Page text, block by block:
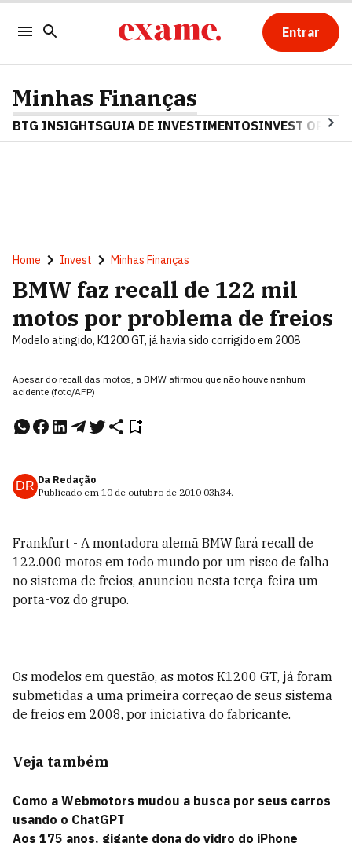
Entrar
Minhas Finanças
BTG INSIGHTSGUIA DE INVESTIMENTOSINVEST OPINA
Home Invest Minhas Finanças
BMW faz recall de 122 mil
motos por problema de freios
Modelo atingido, K1200 GT, já havia sido corrigido em 2008
Apesar do recall das motos, a BMW afirmou que não houve nenhum
acidente (foto/AFP)
DR Da Redação
Publicado em 10 de outubro de 2010 03h34.
Frankfurt - A montadora alemã BMW fará recall de
122.000 motos em todo mundo por um risco de falha
no sistema de freios, anunciou nesta terça-feira um
porta-voz do grupo.
Os modelos em questão, as motos K1200 GT, já foram
submetidas a uma primeira correção de seus sistema
de freios em 2008, por iniciativa do fabricante.
Veja também
Como a Webmotors mudou a busca por seus carros
usando o ChatGPT
Aos 175 anos, gigante dona do vidro do iPhone